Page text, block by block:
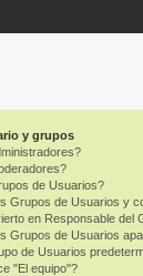
y grupos
de Usuarios?
Grupos de Usuarios y
en Responsable del
Grupos de Usuarios
de Usuarios
"El equipo"?